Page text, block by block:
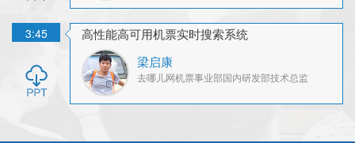
3:45
高性能高可用机票实时搜索系统
梁启康
去哪儿网机票事业部国内研发部技术总监